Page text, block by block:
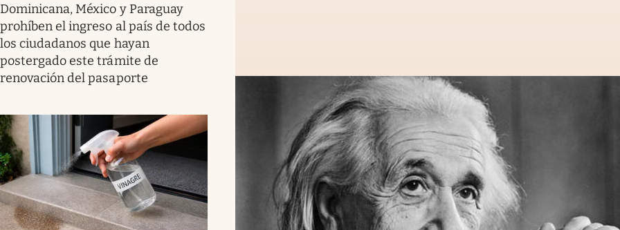
Dominicana, México y Paraguay
prohíben el ingreso al país de todos
los ciudadanos que hayan
postergado este trámite de
renovación del pasaporte